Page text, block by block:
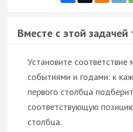
Вместе с этой
Установите
событиями и годами: к
первого столбца
соответствующую
столбца.